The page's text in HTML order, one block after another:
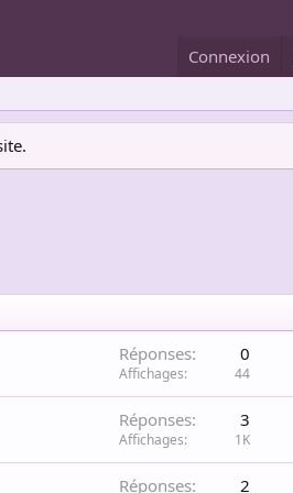
Connexion
Réponses 0
Affichages 44
Réponses 3
Affichages 1K
Réponses 2